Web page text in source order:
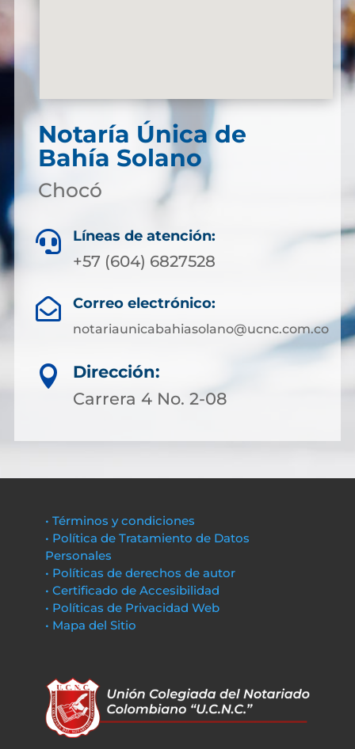
Notaría Única de
Bahía Solano
Chocó
 Líneas de atención:
+57 (604) 6827528
 Correo electrónico:
notariaunicabahiasolano@ucnc.com.co

Dirección:
Carrera 4 No. 2-08
• Términos y condiciones
• Política de Tratamiento de Datos
Personales
• Políticas de derechos de autor
• Certificado de Accesibilidad
• Políticas de Privacidad Web
• Mapa del Sitio